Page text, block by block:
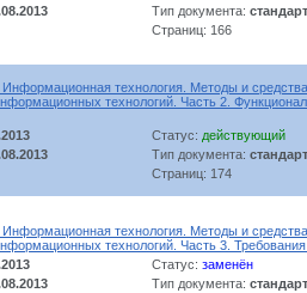
Тип документа: стандарт
Страниц: 166
Информационная технология. Методы и
технологий. Часть 2.
Статус: действующий
Тип документа: стандарт
Страниц: 174
Информационная технология. Методы и
технологий. Часть 3.
Статус: заменён
Тип документа: стандарт